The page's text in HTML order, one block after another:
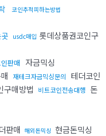
코인추적피하는방법
usdc매입 롯데상품권코인구
판매 자금믹싱
재테크자금믹싱문의
테더코인
구매방법 비트코인전송대행 돈
판매 해외돈믹싱 현금돈믹싱